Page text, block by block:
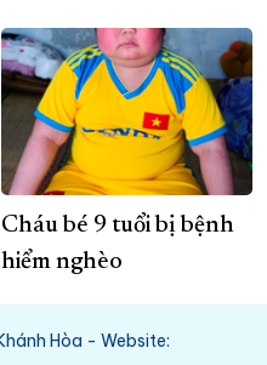
Cháu bé 9 tuổi bị bệnh
hiểm nghèo
Hòa - Website: